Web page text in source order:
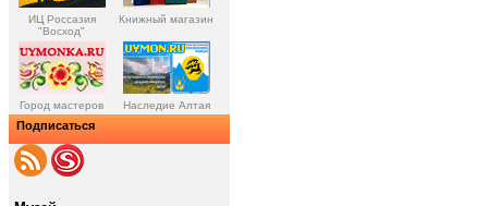
ИЦ Россазия
"Восход"
Книжный магазин
Город мастеров Наследие Алтая
Подписаться